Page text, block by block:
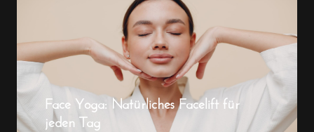
Face Yoga: Natürliches Facelift für
jeden Tag